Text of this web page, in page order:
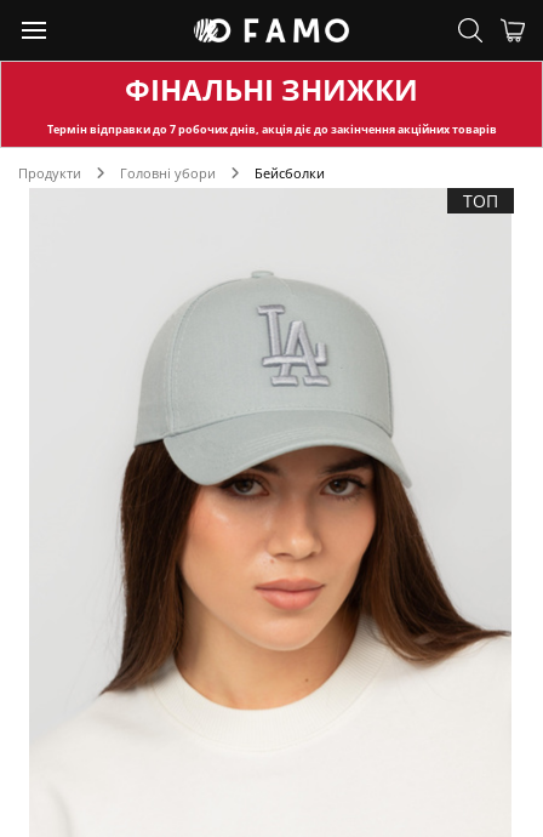
ФІНАЛЬНІ ЗНИЖКИ
Термін відправкидо 7 робочих днів, акція діє до закінчення акційних товарів
Продукти Головні убори Бейсболки
ТОП